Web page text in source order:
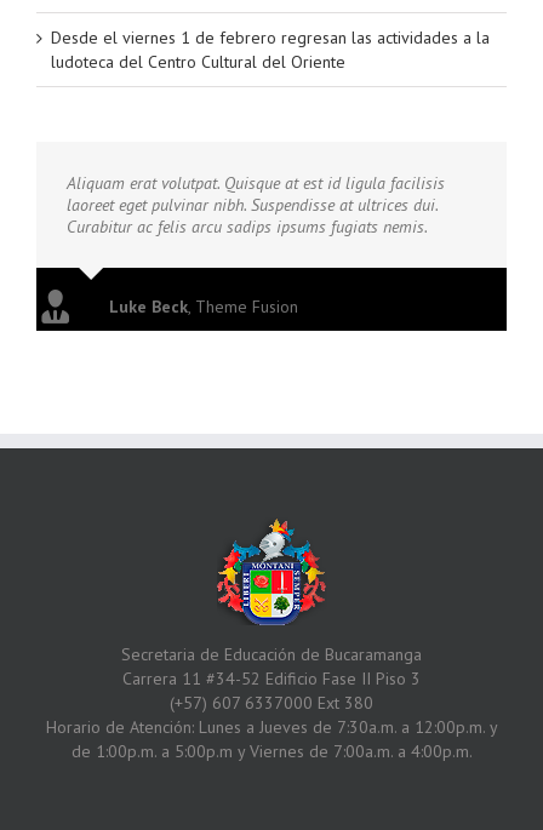
Desde el viernes 1 de febrero regresan las actividades a la
ludoteca del Centro Cultural del Oriente
Aliquam erat volutpat. Quisque at est id ligula facilisis
laoreet eget pulvinar nibh. Suspendisse at ultrices dui.
Curabitur ac felis arcu sadips ipsums fugiats nemis.
Luke Beck, Theme Fusion
Secretaria de Educación de Bucaramanga
Carrera 11 #34-52 Edificio Fase II Piso 3
(+57) 607 6337000 Ext 380
Horario de Atención: Lunes a Jueves de 7:30a.m. a 12:00p.m. y
de 1:00p.m. a 5:00p.m y Viernes de 7:00a.m. a 4:00p.m.